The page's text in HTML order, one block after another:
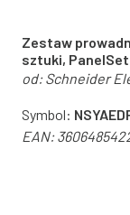
Zestaw
sztuki, PanelSet
od:Schneider
Symbol:
EAN: